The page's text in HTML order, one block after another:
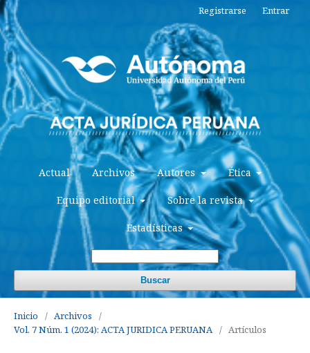
Actual Archivos Autores Ética
Equipo editorial Sobre la revista
Estadísticas
Buscar
Registrarse Entrar
Inicio / Archivos
/
Vol. 7 Núm. 1 (2024): ACTA JURIDICA PERUANA / Artículos